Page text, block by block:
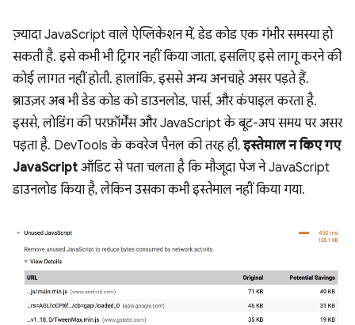
ज़्यादा JavaScript वाले ऐप्लिकेशन में, डेड कोड एक गंभीर समस्या हो
सकती है. इसे कभी भी ट्रिगर नहीं किया जाता, इसलिए इसे लागू करने की
कोई लागत नहीं होती. हालांकि, इससे अन्य अनचाहे असर पड़ते हैं.
ब्राउज़र अब भी डेड कोड को डाउनलोड, पार्स, और कंपाइल करता है.
इससे, लोडिंग की परफ़ॉर्मेंस और JavaScript के बूट-अप समय पर असर
पड़ता है. DevTools के कवरेज पैनल की तरह ही,इस्तेमाल न किए गए
JavaScript ऑडिट से पता चलता है कि मौजूदा पेज ने JavaScript
डाउनलोड किया है, लेकिन उसका कभी इस्तेमाल नहीं किया गया.